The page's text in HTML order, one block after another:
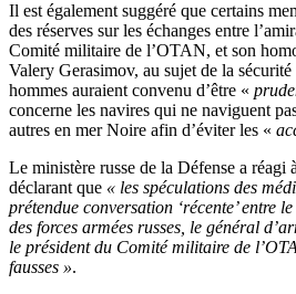
Il est également suggéré que certains
des réserves sur les échanges entre
Comité militaire de l’OTAN, et son
Valery Gerasimov, au sujet de la
hommes auraient convenu d’être «
concerne les navires qui ne naviguent
autres en mer Noire afin d’éviter les «
Le ministère russe de la Défense a
déclarant que « les spéculations des
prétendue conversation ‘récente’ entre
des forces armées russes, le général
le président du Comité militaire de
fausses ».